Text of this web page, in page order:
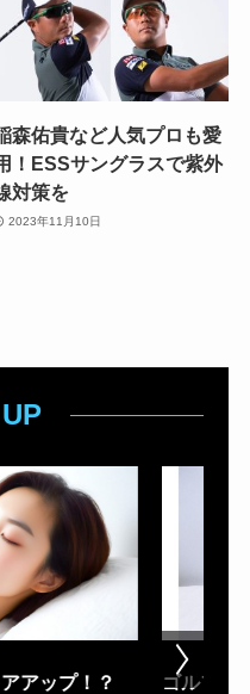
森佑貴など人気プロも愛
！ESSサングラスで紫外
対策を
2023年11月10日
アップ！？
ゴルフ場